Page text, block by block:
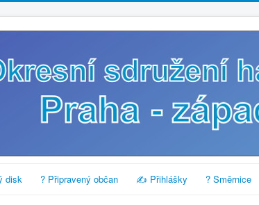
disk ? Připravený občan ✍️ Přihlášky ? Směrnice